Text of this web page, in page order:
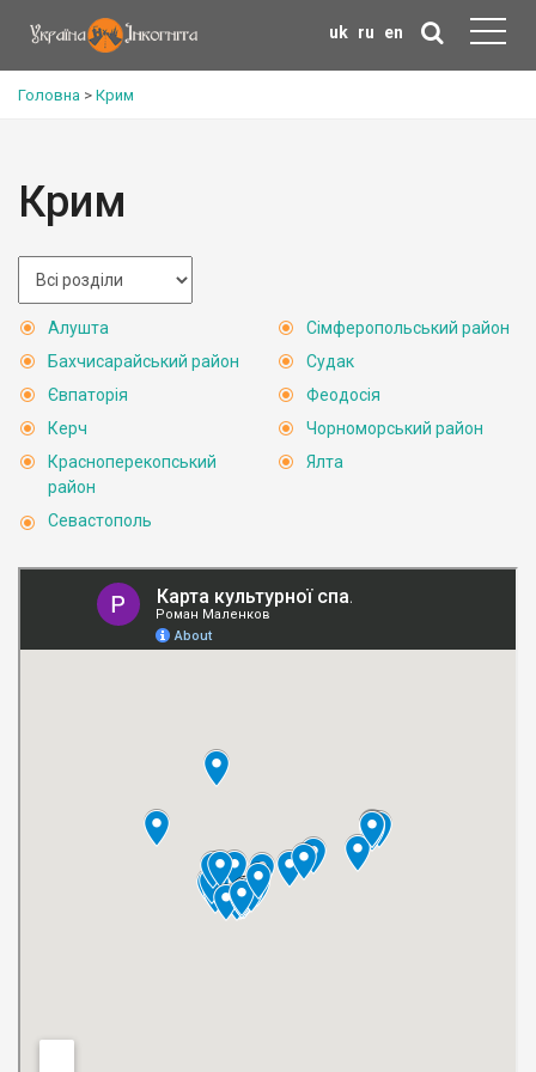
uk ru en
Головна > Крим
Крим
Алушта
Бахчисарайський район
Євпаторія
Керч
Красноперекопський
район
Севастополь
Сімферопольський район
Судак
Феодосія
Чорноморський район
Ялта